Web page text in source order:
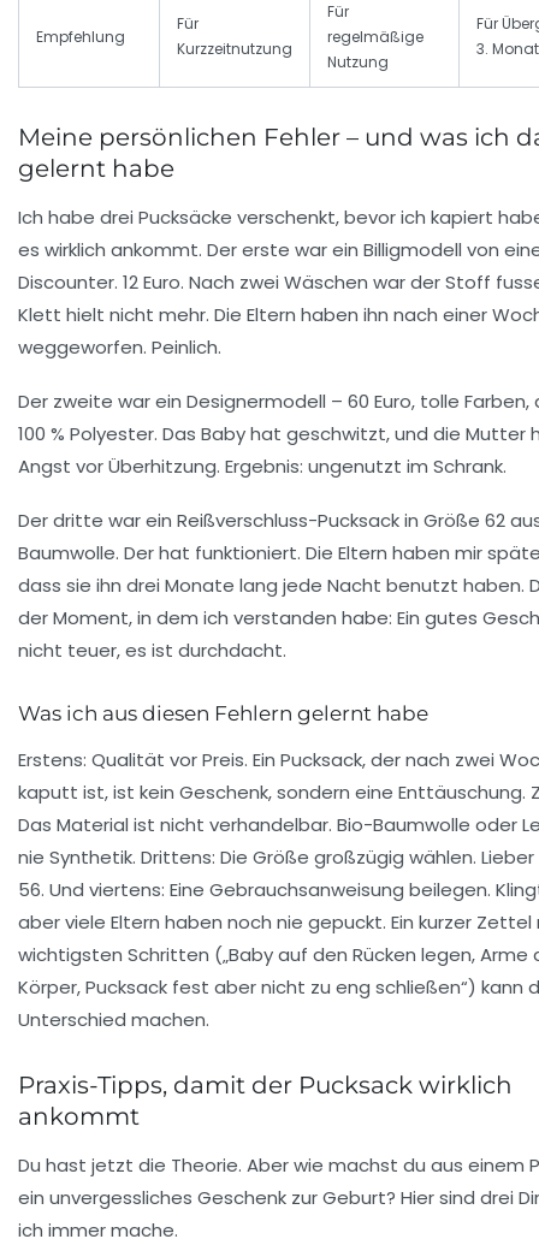
Empfehlung
Für
Kurzzeitnutzung
Für
regelmäßige
Nutzung
Für
3. Monat
Meine persönlichen Fehler – und was ich
gelernt habe
Ich habe drei Pucksäcke verschenkt, bevor ich kapiert
es wirklich ankommt. Der erste war ein Billigmodell von
Discounter. 12 Euro. Nach zwei Wäschen war der Stoff
Klett hielt nicht mehr. Die Eltern haben ihn nach einer
weggeworfen. Peinlich.
Der zweite war ein Designermodell – 60 Euro, tolle Farben,
100 % Polyester. Das Baby hat geschwitzt, und die Mutter
Angst vor Überhitzung. Ergebnis: ungenutzt im Schrank.
Der dritte war ein Reißverschluss-Pucksack in Größe 62
Baumwolle. Der hat funktioniert. Die Eltern haben mir
dass sie ihn drei Monate lang jede Nacht benutzt haben.
der Moment, in dem ich verstanden habe: Ein gutes
nicht teuer, es ist durchdacht.
Was ich aus diesen Fehlern gelernt habe
Erstens: Qualität vor Preis. Ein Pucksack, der nach zwei
kaputt ist, ist kein Geschenk, sondern eine Enttäuschung.
Das Material ist nicht verhandelbar. Bio-Baumwolle oder
nie Synthetik. Drittens: Die Größe großzügig wählen.
56. Und viertens: Eine Gebrauchsanweisung beilegen.
aber viele Eltern haben noch nie gepuckt. Ein kurzer
wichtigsten Schritten („Baby auf den Rücken legen, Arme
Körper, Pucksack fest aber nicht zu eng schließen“) kann
Unterschied machen.
Praxis-Tipps, damit der Pucksack wirklich
ankommt
Du hast jetzt die Theorie. Aber wie machst du aus einem
ein unvergessliches Geschenk zur Geburt? Hier sind drei
ich immer mache.